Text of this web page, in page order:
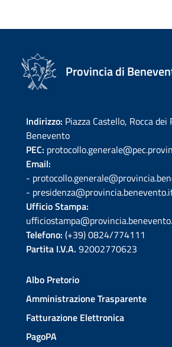
Provincia di
Indirizzo: Piazza Castello, Rocca
Benevento
PEC:
Email:
-
-
Ufficio Stampa:
Telefono: (+39) 0824/774111
Partita I.V.A. 92002770623
Albo Pretorio
Amministrazione Trasparente
Fatturazione Elettronica
PagoPA